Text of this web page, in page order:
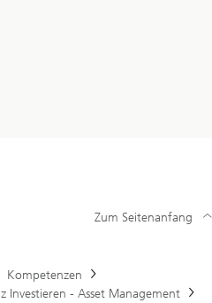
Kompetenzen
Investieren - Asset Management
Zum Seitenanfang